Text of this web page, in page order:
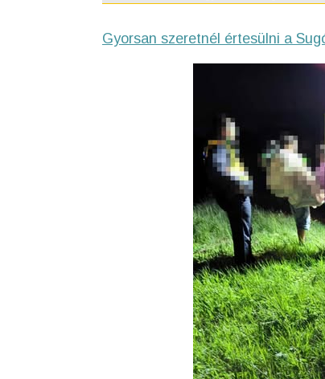
Gyorsan szeretnél értesülni a